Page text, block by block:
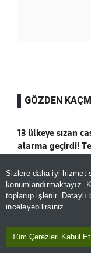
Sizlere daha iyi hizmet
konumlandırmaktayız.
toplanıp işlenir.
inceleyebilirsiniz.
Tüm Çerezleri Kabul Et
GÖZDEN
13 ülkeye sızan
alarma geçirdi!
Kaydet
50 BİN TL